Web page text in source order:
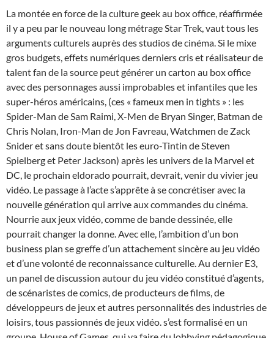
La montée en force de la culture geek au box office, réaffirmée
il y a peu par le nouveau long métrage Star Trek, vaut tous les
arguments culturels auprès des studios de cinéma. Si le mixe
gros budgets, effets numériques derniers cris et réalisateur de
talent fan de la source peut générer un carton au box office
avec des personnages aussi improbables et infantiles que les
super-héros américains, (ces « fameux men in tights » : les
Spider-Man de Sam Raimi, X-Men de Bryan Singer, Batman de
Chris Nolan, Iron-Man de Jon Favreau, Watchmen de Zack
Snider et sans doute bientôt les euro-Tintin de Steven
Spielberg et Peter Jackson) après les univers de la Marvel et
DC, le prochain eldorado pourrait, devrait, venir du vivier jeu
vidéo. Le passage à l’acte s’apprête à se concrétiser avec la
nouvelle génération qui arrive aux commandes du cinéma.
Nourrie aux jeux vidéo, comme de bande dessinée, elle
pourrait changer la donne. Avec elle, l’ambition d’un bon
business plan se greffe d’un attachement sincère au jeu vidéo
et d’une volonté de reconnaissance culturelle. Au dernier E3,
un panel de discussion autour du jeu vidéo constitué d’agents,
de scénaristes de comics, de producteurs de films, de
développeurs de jeux et autres personnalités des industries de
loisirs, tous passionnés de jeux vidéo. s’est formalisé en un